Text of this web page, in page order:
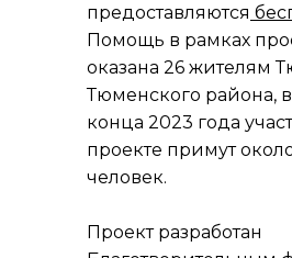
предоставляются
Помощь в рамках
оказана 26 жителям
Тюменского района,
конца 2023 года
проекте примут
человек.
Проект разработан